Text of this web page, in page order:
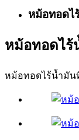
หม้อทอดไ
หม้อทอดไร้
หม้อทอดไร้น้ำมัน